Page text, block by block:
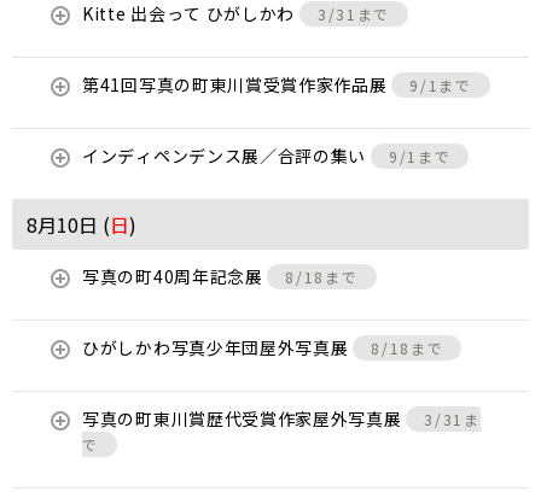
Kitte 出会って ひがしかわ 3/31まで
第41回写真の町東川賞受賞作家作品展 9/1まで
インディペンデンス展／合評の集い 9/1まで
8月10日 (日)
写真の町40周年記念展 8/18まで
ひがしかわ写真少年団屋外写真展 8/18まで
写真の町東川賞歴代受賞作家屋外写真展
3/31ま
で